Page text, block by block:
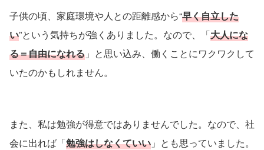
子供の頃、家庭環境や人との距離感から“早く自立した
い”という気持ちが強くありました。なので、「大人にな
る＝自由になれる 」と思い込み、働くことにワクワクして
いたのかもしれません。
また、私は勉強が得意ではありませんでした。なので、社
会に出れば「勉強はしなくていい 」とも思っていました。